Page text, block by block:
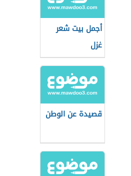
أجمل بيت شعر
غزل
قصيدة عن الوطن